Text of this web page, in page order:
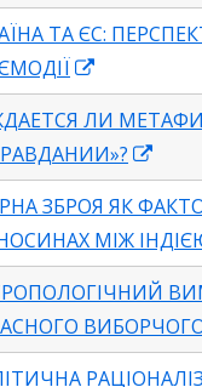
in
a
new
window
ТА ЄС:
in
a
new
window
ЛИ
in
a
new
ЗБРОЯ ЯК
МІЖ